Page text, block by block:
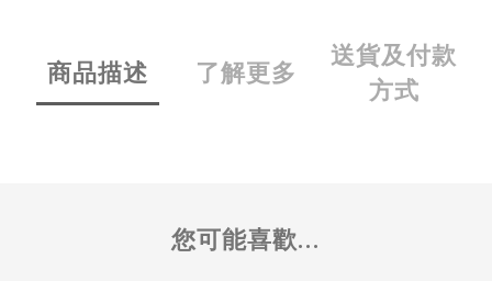
商品描述 了解更多
送貨及付款
方式
您可能喜歡...